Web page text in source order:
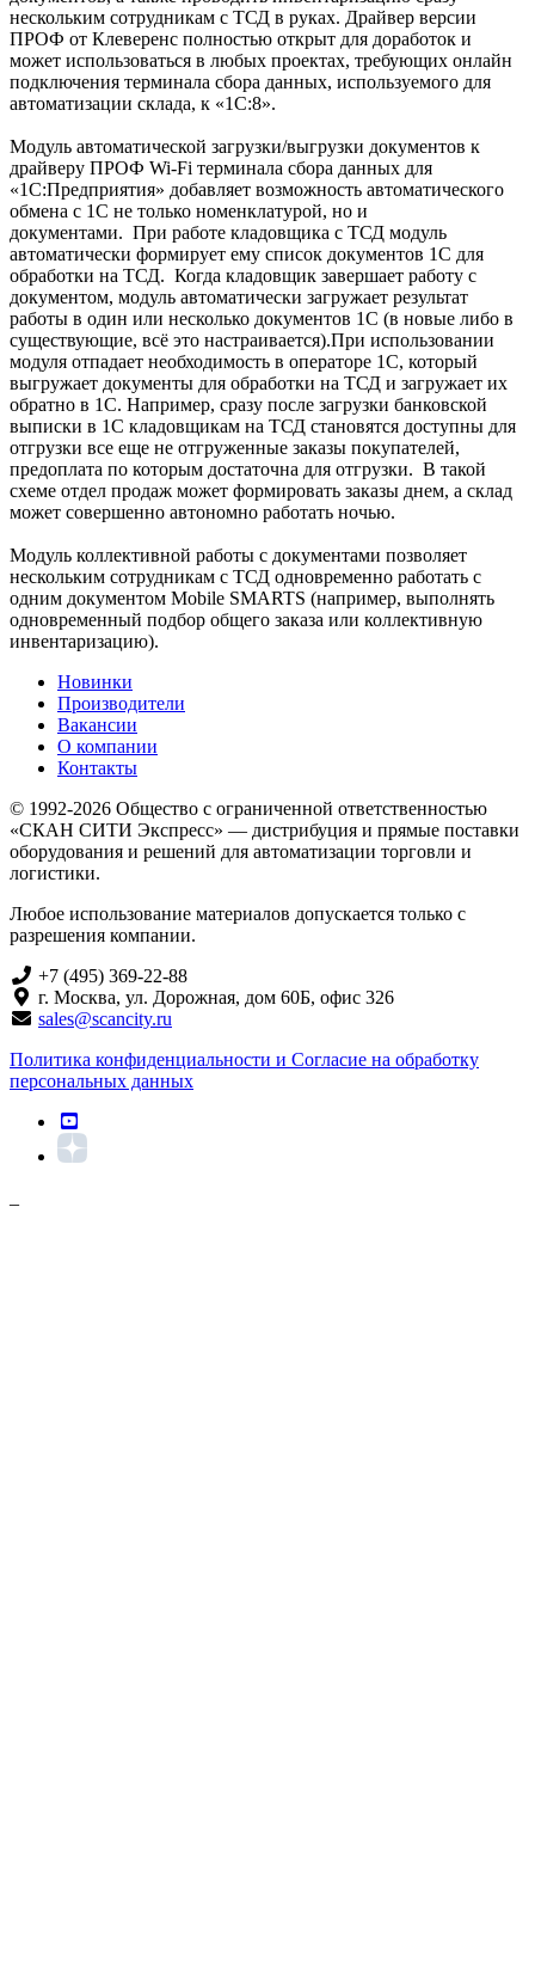
нескольким сотрудникам с ТСД в руках. Драйвер версии
ПРОФ от Клеверенс полностью открыт для доработок и
может использоваться в любых проектах, требующих онлайн
подключения терминала сбора данных, используемого для
автоматизации склада, к «1С:8».
Модуль автоматической загрузки/выгрузки документов к
драйверу ПРОФ Wi-Fi терминала сбора данных для
«1С:Предприятия» добавляет возможность автоматического
обмена с 1С не только номенклатурой, но и
документами. При работе кладовщика с ТСД модуль
автоматически формирует ему список документов 1С для
обработки на ТСД. Когда кладовщик завершает работу с
документом, модуль автоматически загружает результат
работы в один или несколько документов 1С (в новые либо в
существующие, всё это настраивается).При использовании
модуля отпадает необходимость в операторе 1С, который
выгружает документы для обработки на ТСД и загружает их
обратно в 1С. Например, сразу после загрузки банковской
выписки в 1С кладовщикам на ТСД становятся доступны для
отгрузки все еще не отгруженные заказы покупателей,
предоплата по которым достаточна для отгрузки. В такой
схеме отдел продаж может формировать заказы днем, а склад
может совершенно автономно работать ночью.
Модуль коллективной работы с документами позволяет
нескольким сотрудникам с ТСД одновременно работать с
одним документом Mobile SMARTS (например, выполнять
одновременный подбор общего заказа или коллективную
инвентаризацию).
Новинки
Производители
Вакансии
О компании
Контакты
© 1992-2026 Общество с ограниченной ответственностью
«СКАН СИТИ Экспресс» — дистрибуция и прямые поставки
оборудования и решений для автоматизации торговли и
логистики.
Любое использование материалов допускается только с
разрешения компании.
+7 (495) 369-22-88
г. Москва, ул. Дорожная, дом 60Б, офис 326
sales@scancity.ru
Политика конфиденциальности и Согласие на обработку
персональных данных